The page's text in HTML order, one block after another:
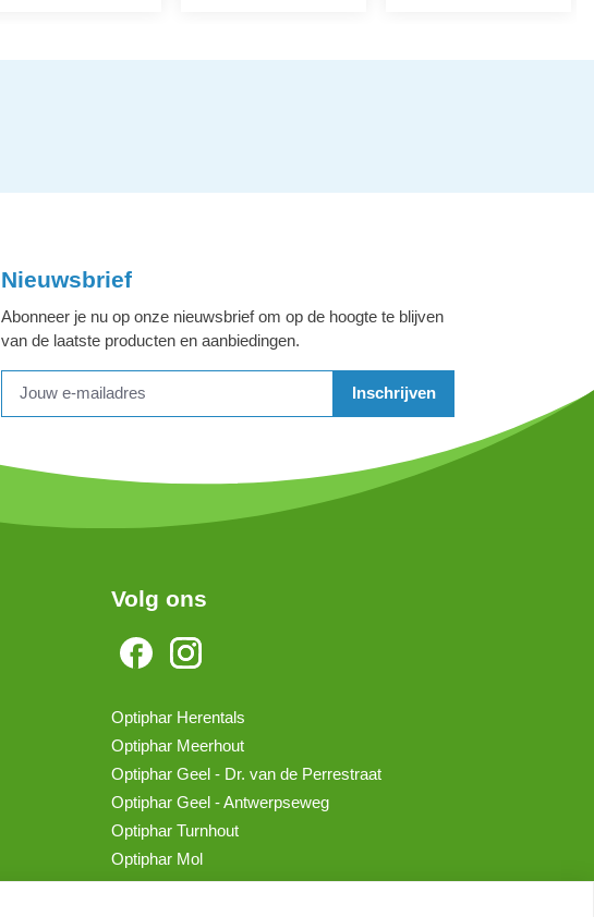
Nieuwsbrief
Abonneer je nu op onze nieuwsbrief om op de hoogte te blijven
van de laatste producten en aanbiedingen.
Inschrijven
Volg ons
Optiphar Herentals
Optiphar Meerhout
Optiphar Geel - Dr. van de Perrestraat
Optiphar Geel - Antwerpseweg
Optiphar Turnhout
Optiphar Mol